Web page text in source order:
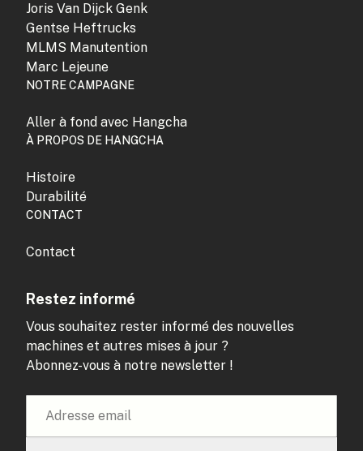
Joris Van Dijck Genk
Gentse Heftrucks
MLMS Manutention
Marc Lejeune
NOTRE CAMPAGNE
Aller à fond avec Hangcha
À PROPOS DE HANGCHA
Histoire
Durabilité
CONTACT
Contact
Restez informé
Vous souhaitez rester informé des nouvelles
machines et autres mises à jour ?
Abonnez-vous à notre newsletter !